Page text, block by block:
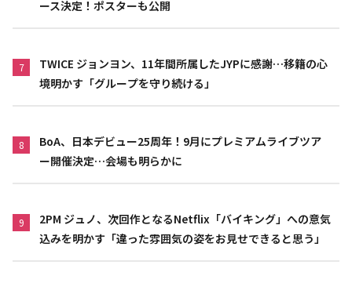
ース決定！ポスターも公開
7
TWICE ジョンヨン、11年間所属したJYPに感謝…移籍の心
境明かす「グループを守り続ける」
8
BoA、日本デビュー25周年！9月にプレミアムライブツア
ー開催決定…会場も明らかに
9
2PM ジュノ、次回作となるNetflix「バイキング」への意気
込みを明かす「違った雰囲気の姿をお見せできると思う」